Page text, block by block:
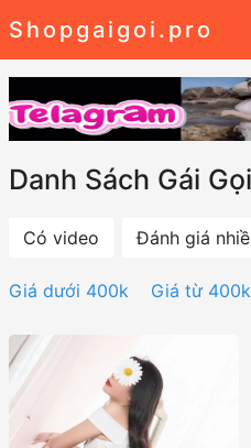
Shopgaigoi.pro
Danh Sách Gái
Có video Đánh giá
Giá dưới 400k Giá từ